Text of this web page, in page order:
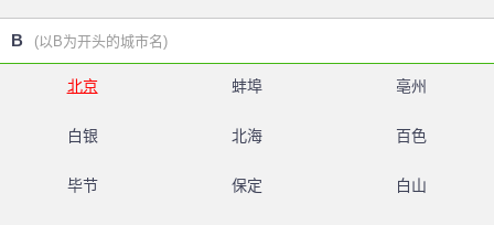
B (以B为开头的城市名)
北京 蚌埠 亳州
白银 北海 百色
毕节 保定 白山